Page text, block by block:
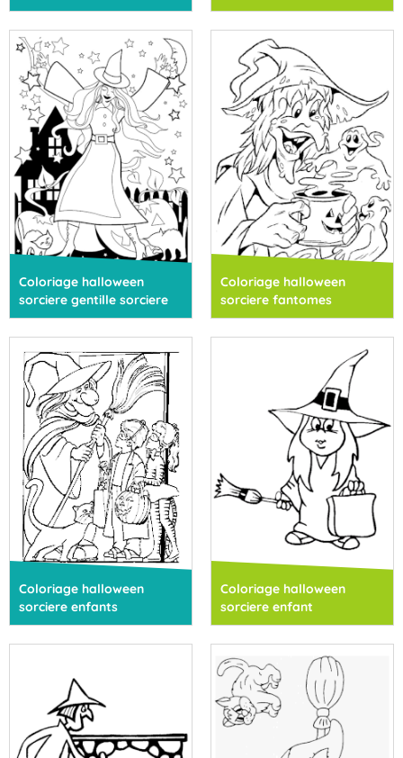
Coloriage halloween
sorciere gentille sorciere
Coloriage halloween
sorciere fantomes
Coloriage halloween
sorciere enfants
Coloriage halloween
sorciere enfant